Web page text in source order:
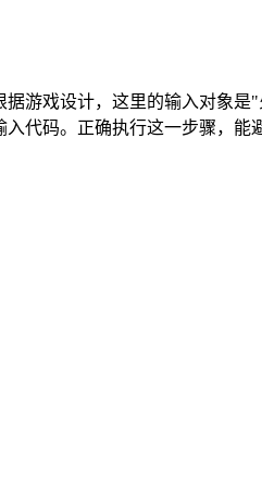
游戏设计，这里的输入对象
代码。正确执行这一步骤，